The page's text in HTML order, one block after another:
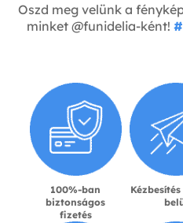
Oszd meg velünk a
minket @funidelia-ként!
100%-ban
biztonságos
fizetés